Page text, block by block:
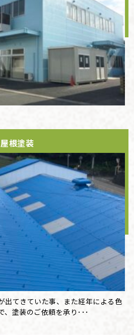
根塗装
出てきていた事、また経年による色
、塗装のご依頼を承り･･･